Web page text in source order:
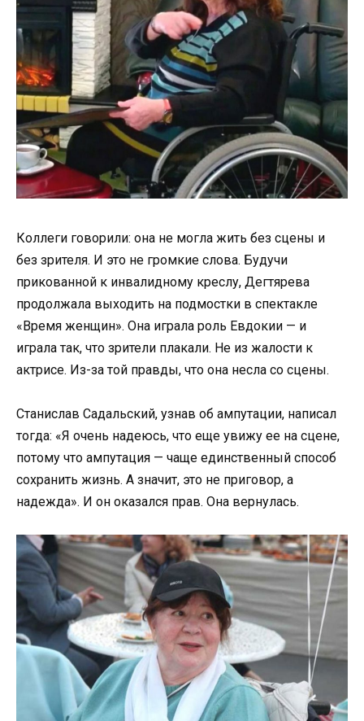
Коллеги говорили: она не могла жить без сцены и
без зрителя. И это не громкие слова. Будучи
прикованной к инвалидному креслу, Дегтярева
продолжала выходить на подмостки в спектакле
«Время женщин». Она играла роль Евдокии — и
играла так, что зрители плакали. Не из жалости к
актрисе. Из-за той правды, что она несла со сцены.
Станислав Садальский, узнав об ампутации, написал
тогда: «Я очень надеюсь, что еще увижу ее на сцене,
потому что ампутация — чаще единственный способ
сохранить жизнь. А значит, это не приговор, а
надежда». И он оказался прав. Она вернулась.